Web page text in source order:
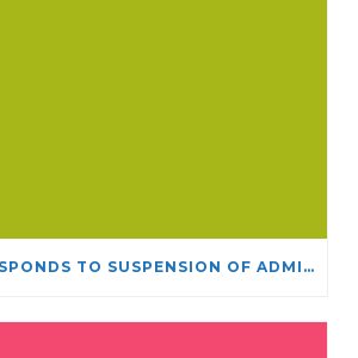
CSSR/SCÉR RESPONDS TO SUSPENSION OF ADMISSIONS IN YORK UNIVERSITY’S RELIGIOUS STUDIES PROGRAM